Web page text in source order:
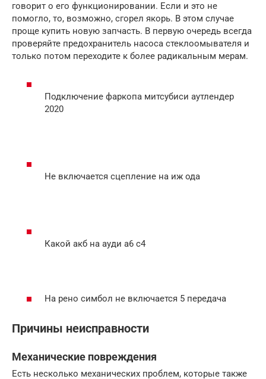
говорит о его функционировании. Если и это не
помогло, то, возможно, сгорел якорь. В этом случае
проще купить новую запчасть. В первую очередь всегда
проверяйте предохранитель насоса стеклоомывателя и
только потом переходите к более радикальным мерам.
Подключение фаркопа митсубиси аутлендер
2020
Не включается сцепление на иж ода
Какой акб на ауди а6 с4
На рено симбол не включается 5 передача
Причины неисправности
Механические повреждения
Есть несколько механических проблем, которые также